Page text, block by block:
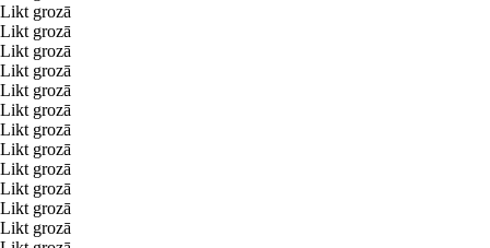
Likt grozā
Likt grozā
Likt grozā
Likt grozā
Likt grozā
Likt grozā
Likt grozā
Likt grozā
Likt grozā
Likt grozā
Likt grozā
Likt grozā